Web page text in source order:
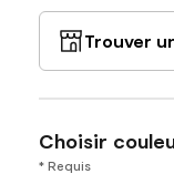
Trouver
Choisir
* Requis